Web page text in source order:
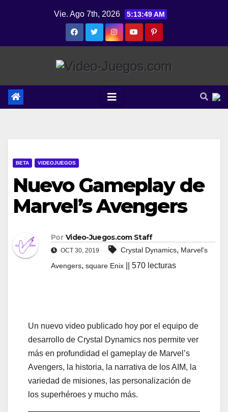
Vie. Ago 7th, 2026 5:13:49 AM
BETA VIDEOJUEGOS
Nuevo Gameplay de
Marvel’s Avengers
Por Video-Juegos.com Staff
OCT 30, 2019 Crystal Dynamics, Marvel's
Avengers, square Enix || 570 lecturas
Un nuevo video publicado hoy por el equipo de
desarrollo de Crystal Dynamics nos permite ver
más en profundidad el gameplay de Marvel’s
Avengers, la historia, la narrativa de los AIM, la
variedad de misiones, las personalización de
los superhéroes y mucho más.